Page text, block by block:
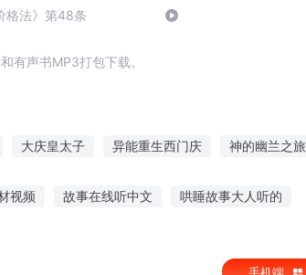
格法》第48条
有声书MP3打包下载。
大庆皇太子 异能重生西门庆 神的幽兰之旅
视频 故事在线听中文 哄睡故事大人听的